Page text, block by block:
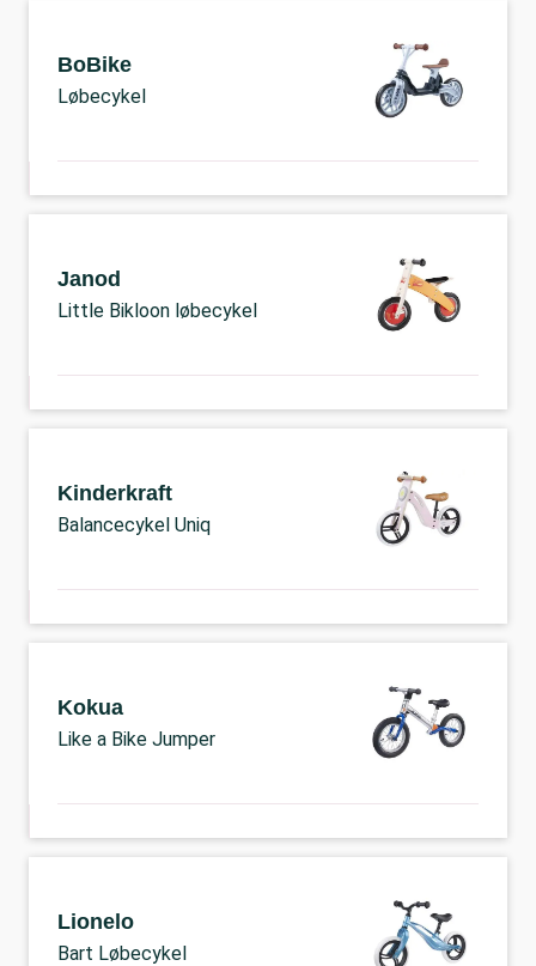
BoBike
Løbecykel
Janod
Little Bikloon løbecykel
Kinderkraft
Balancecykel Uniq
Kokua
Like a Bike Jumper
Lionelo
Bart Løbecykel